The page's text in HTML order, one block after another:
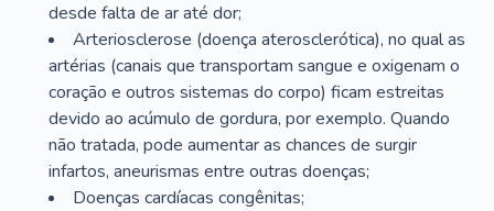
desde falta de ar até dor;
Arteriosclerose (doença aterosclerótica), no qual as
artérias (canais que transportam sangue e oxigenam o
coração e outros sistemas do corpo) ficam estreitas
devido ao acúmulo de gordura, por exemplo. Quando
não tratada, pode aumentar as chances de surgir
infartos, aneurismas entre outras doenças;
Doenças cardíacas congênitas;